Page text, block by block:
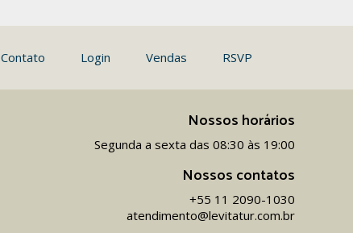
Contato Login Vendas RSVP
Nossos horários
Segunda a sexta das 08:30 às 19:00
Nossos contatos
+55 11 2090-1030
atendimento@levitatur.com.br